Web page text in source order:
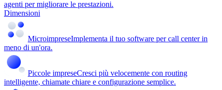
agenti per migliorare le prestazioni.
Dimensioni
MicroimpreseImplementa il tuo software per call center in
meno di un'ora.
Piccole impreseCresci più velocemente con routing
intelligente, chiamate chiare e configurazione semplice.